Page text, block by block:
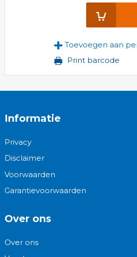
Toevoegen aan
Print barcode
Informatie
Privacy
Disclaimer
Voorwaarden
Garantievoorwaarden
Over ons
Over ons